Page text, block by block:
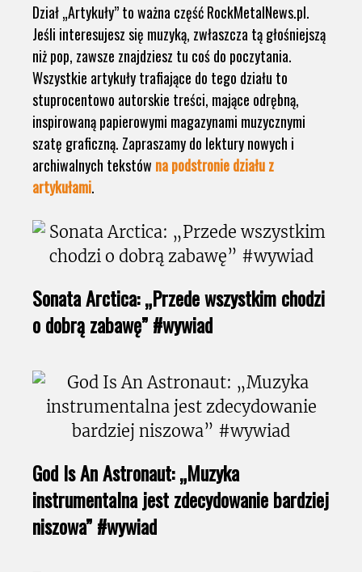
Dział „Artykuły” to ważna część RockMetalNews.pl.
Jeśli interesujesz się muzyką, zwłaszcza tą głośniejszą
niż pop, zawsze znajdziesz tu coś do poczytania.
Wszystkie artykuły trafiające do tego działu to
stuprocentowo autorskie treści, mające odrębną,
inspirowaną papierowymi magazynami muzycznymi
szatę graficzną. Zapraszamy do lektury nowych i
archiwalnych tekstów na podstronie działu z
artykułami.
Sonata Arctica: „Przede wszystkim chodzi
o dobrą zabawę” #wywiad
God Is An Astronaut: „Muzyka
instrumentalna jest zdecydowanie bardziej
niszowa” #wywiad